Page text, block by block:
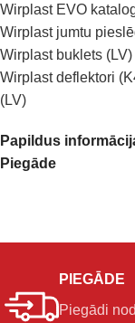
Wirplast EVO
Wirplast jumtu
Wirplast buklets (LV)
Wirplast deflektori
(LV)
Papildus
Piegāde
PIEGĀDE
Piegādi